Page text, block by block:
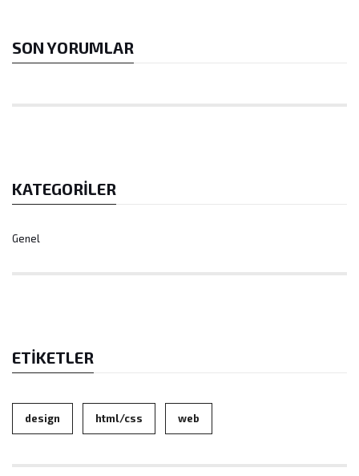
SON YORUMLAR
KATEGORILER
Genel
ETIKETLER
design html/css web